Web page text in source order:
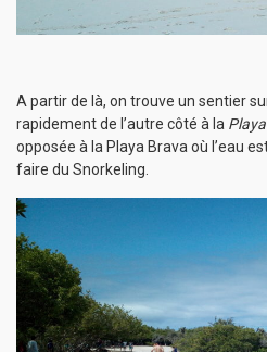
A partir de là, on trouve un sentier
rapidement de l’autre côté à la
opposée à la Playa Brava où l’eau
faire du Snorkeling.